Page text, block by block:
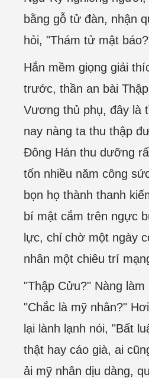
bằng gỗ tử đàn, nhận
hỏi, "Thám tử mật
Hắn mềm giọng giải
trước, thần an bài
Vương thủ phụ, đây là
nay nàng ta thu thập
Đông Hán thu dưỡng
tốn nhiều năm công
bọn họ thành thanh
bí mật cắm trên ngực
lực, chỉ chờ một ngày
nhân một chiêu trí
"Thập Cửu?" Nàng
"Chắc là mỹ nhân?"
lại lành lạnh nói, "Bất
thật hay cáo già, ai
ải mỹ nhân dịu dàng,